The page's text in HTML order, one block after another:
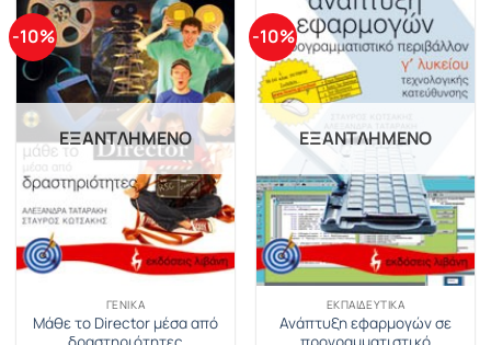
-10%
ΕΞΑΝΤΛΗΜΈΝΟ
ΓΕΝΙΚΆ
Μάθε το Director μέσα από
-10%
ΕΞΑΝΤΛΗΜΈΝΟ
ΕΚΠΑΙΔΕΥΤΙΚΆ
Ανάπτυξη εφαρμογών σε